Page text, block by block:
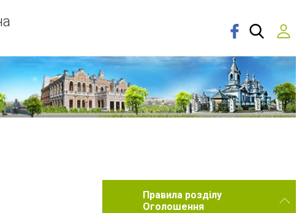
Правила розділу
Оголошення